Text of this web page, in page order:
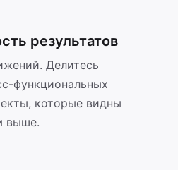
результатов
Делитесь
функциональных
которые видны
выше.